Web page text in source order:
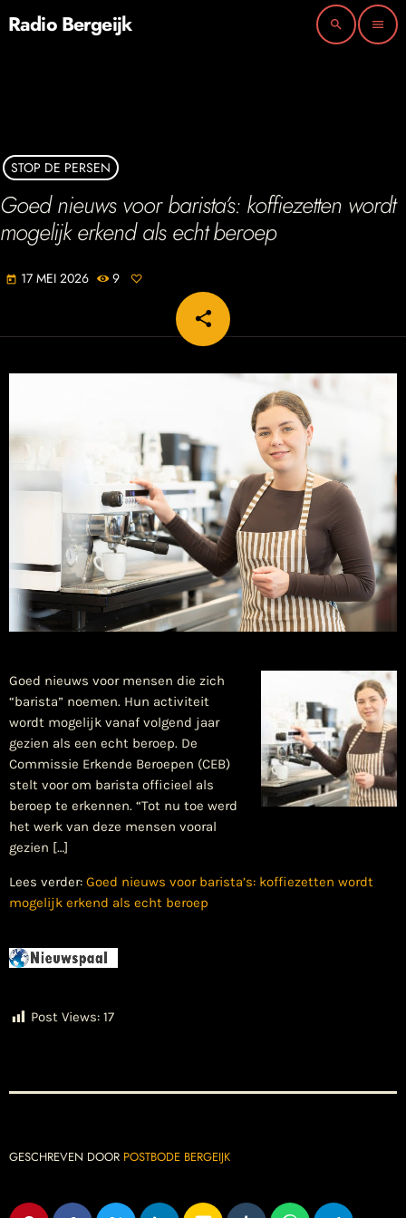
Radio Bergeijk search menu
STOP DE PERSEN
Goed nieuws voor barista’s: koffiezetten wordt
mogelijk erkend als echt beroep
today 17 MEI 2026 9
share
email
Goed nieuws voor mensen die zich
“barista” noemen. Hun activiteit
wordt mogelijk vanaf volgend jaar
gezien als een echt beroep. De
Commissie Erkende Beroepen (CEB)
stelt voor om barista officieel als
beroep te erkennen. “Tot nu toe werd
het werk van deze mensen vooral
gezien […]
Lees verder: Goed nieuws voor barista’s: koffiezetten wordt
mogelijk erkend als echt beroep
Post Views: 17
GESCHREVEN DOOR POSTBODE BERGEIJK